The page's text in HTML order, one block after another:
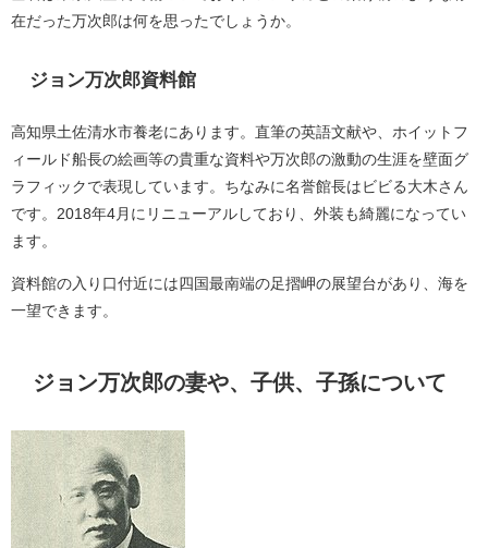
在だった万次郎は何を思ったでしょうか。
ジョン万次郎資料館
高知県土佐清水市養老にあります。直筆の英語文献や、ホイットフ
ィールド船長の絵画等の貴重な資料や万次郎の激動の生涯を壁面グ
ラフィックで表現しています。ちなみに名誉館長はビビる大木さん
です。2018年4月にリニューアルしており、外装も綺麗になってい
ます。
資料館の入り口付近には四国最南端の足摺岬の展望台があり、海を
一望できます。
ジョン万次郎の妻や、子供、子孫について